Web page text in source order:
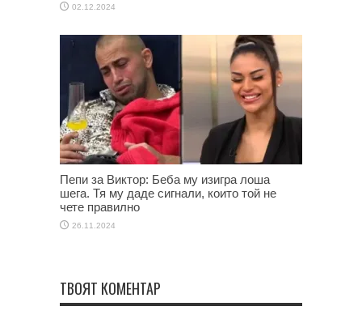
02.12.2024
Пепи за Виктор: Беба му изигра лоша
шега. Тя му даде сигнали, които той не
чете правилно
26.11.2024
ТВОЯТ КОМЕНТАР